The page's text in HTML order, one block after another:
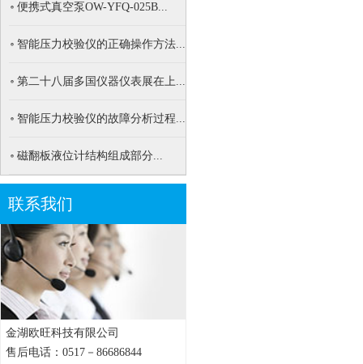
便携式真空泵OW-YFQ-025B...
智能压力校验仪的正确操作方法...
第二十八届多国仪器仪表展在上...
智能压力校验仪的故障分析过程...
磁翻板液位计结构组成部分...
联系我们
金湖欧旺科技有限公司
售后电话：0517－86686844